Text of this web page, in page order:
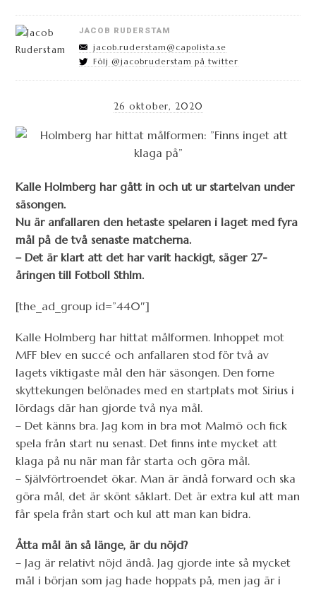
JACOB RUDERSTAM
jacob.ruderstam@capolista.se
Följ @jacobruderstam på twitter
26 oktober, 2020
Kalle Holmberg har gått in och ut ur startelvan under
säsongen.
Nu är anfallaren den hetaste spelaren i laget med fyra
mål på de två senaste matcherna.
– Det är klart att det har varit hackigt, säger 27-
åringen till Fotboll Sthlm.
[the_ad_group id=”440″]
Kalle Holmberg har hittat målformen. Inhoppet mot
MFF blev en succé och anfallaren stod för två av
lagets viktigaste mål den här säsongen. Den forne
skyttekungen belönades med en startplats mot Sirius i
lördags där han gjorde två nya mål.
– Det känns bra. Jag kom in bra mot Malmö och fick
spela från start nu senast. Det finns inte mycket att
klaga på nu när man får starta och göra mål.
– Självförtroendet ökar. Man är ändå forward och ska
göra mål, det är skönt såklart. Det är extra kul att man
får spela från start och kul att man kan bidra.
Åtta mål än så länge, är du nöjd?
– Jag är relativt nöjd ändå. Jag gjorde inte så mycket
mål i början som jag hade hoppats på, men jag är i